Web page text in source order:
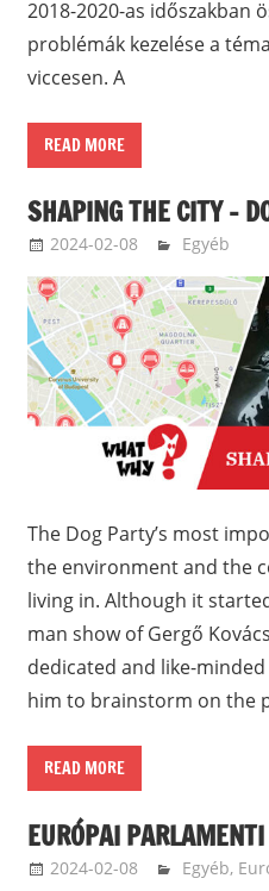
2018-2020-as időszakban
problémák kezelése a
viccesen. A
READ MORE
SHAPING THE CITY –
2024-02-08 langdavid
Egyéb
The Dog Party’s most
the environment and the
living in. Although it
man show of Gergő
dedicated and like-
him to brainstorm on the
READ MORE
EURÓPAI
2024-02-08 Egyéb,